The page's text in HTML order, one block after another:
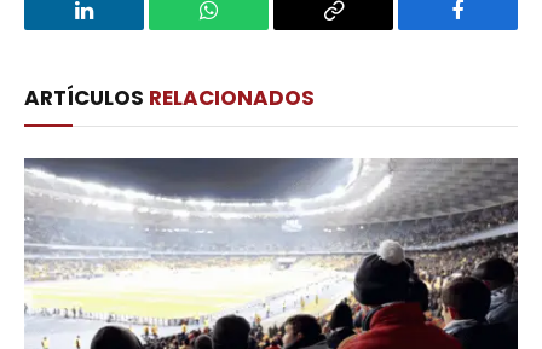
LinkedIn WhatsApp
Copy
Facebook
ARTÍCULOS RELACIONADOS